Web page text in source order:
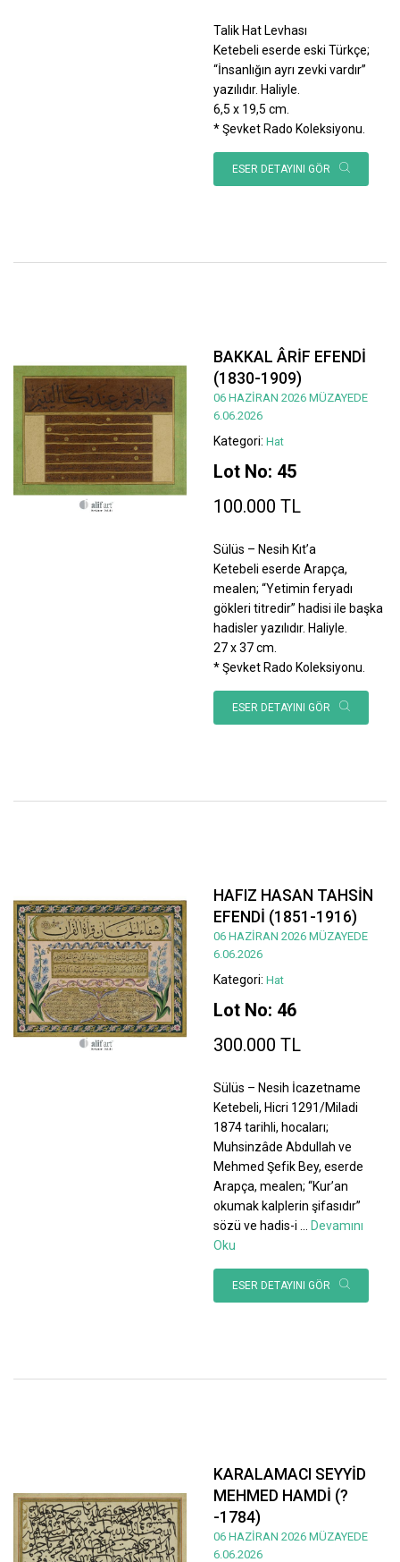
Talik Hat Levhası
Ketebeli eserde eski Türkçe;
“İnsanlığın ayrı zevki vardır”
yazılıdır. Haliyle.
6,5 x 19,5 cm.
* Şevket Rado Koleksiyonu.
ESER DETAYINI GÖR
BAKKAL ÂRİF EFENDİ
(1830-1909)
06 HAZİRAN 2026 MÜZAYEDE
6.06.2026
Kategori: Hat
Lot No: 45
100.000 TL
Sülüs – Nesih Kıt’a
Ketebeli eserde Arapça,
mealen; “Yetimin feryadı
gökleri titredir” hadisi ile başka
hadisler yazılıdır. Haliyle.
27 x 37 cm.
* Şevket Rado Koleksiyonu.
ESER DETAYINI GÖR
HAFIZ HASAN TAHSİN
EFENDİ (1851-1916)
06 HAZİRAN 2026 MÜZAYEDE
6.06.2026
Kategori: Hat
Lot No: 46
300.000 TL
Sülüs – Nesih İcazetname
Ketebeli, Hicri 1291/Miladi
1874 tarihli, hocaları;
Muhsinzâde Abdullah ve
Mehmed Şefik Bey, eserde
Arapça, mealen; “Kur’an
okumak kalplerin şifasıdır”
sözü ve hadis-i ... Devamını
Oku
ESER DETAYINI GÖR
KARALAMACI SEYYİD
MEHMED HAMDİ (?
-1784)
06 HAZİRAN 2026 MÜZAYEDE
6.06.2026